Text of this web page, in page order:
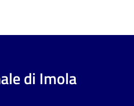
di Imola